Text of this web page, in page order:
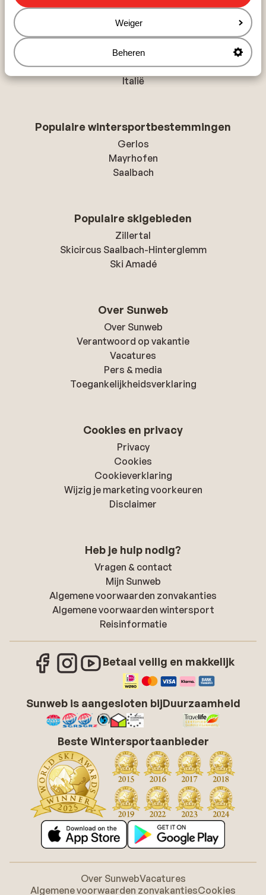
Weiger
Beheren
Populaire wintersportlanden
Oostenrijk
Frankrijk
Italië
Populaire wintersportbestemmingen
Gerlos
Mayrhofen
Saalbach
Populaire skigebieden
Zillertal
Skicircus Saalbach-Hinterglemm
Ski Amadé
Over Sunweb
Over Sunweb
Verantwoord op vakantie
Vacatures
Pers & media
Toegankelijkheidsverklaring
Cookies en privacy
Privacy
Cookies
Cookieverklaring
Wijzig je marketing voorkeuren
Disclaimer
Heb je hulp nodig?
Vragen & contact
Mijn Sunweb
Algemene voorwaarden zonvakanties
Algemene voorwaarden wintersport
Reisinformatie
Betaal veilig en makkelijk
Sunweb is aangesloten bijDuurzaamheid
Beste Wintersportaanbieder
Over SunwebVacatures
Algemene voorwaarden zonvakantiesCookies